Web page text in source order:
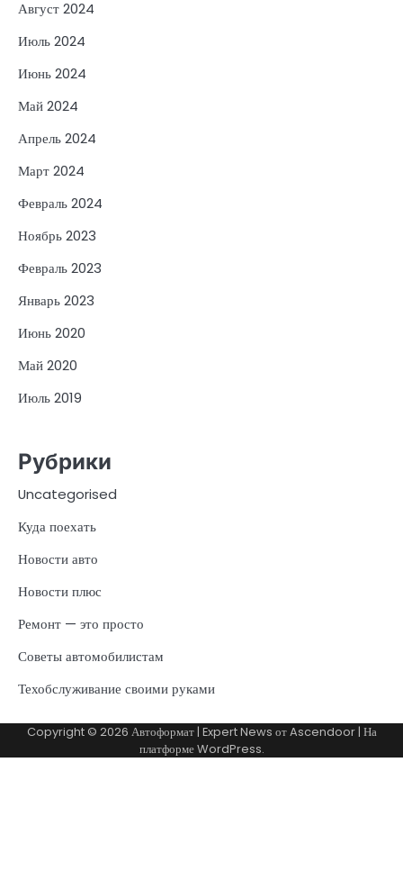
Август 2024
Июль 2024
Июнь 2024
Май 2024
Апрель 2024
Март 2024
Февраль 2024
Ноябрь 2023
Февраль 2023
Январь 2023
Июнь 2020
Май 2020
Июль 2019
Рубрики
Uncategorised
Куда поехать
Новости авто
Новости плюс
Ремонт — это просто
Советы автомобилистам
Техобслуживание своими руками
Copyright © 2026 Автоформат| Expert News отAscendoor| На
платформеWordPress.